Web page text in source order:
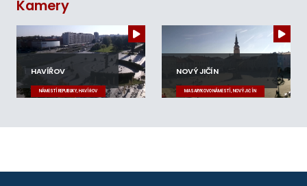
Kamery
HAVÍŘOV
NÁMĚSTÍ REPUBLIKY, HAVÍŘOV
NOVÝ JIČÍN
MASARYKOVO NÁMĚSTÍ, NOVÝ JIČÍN